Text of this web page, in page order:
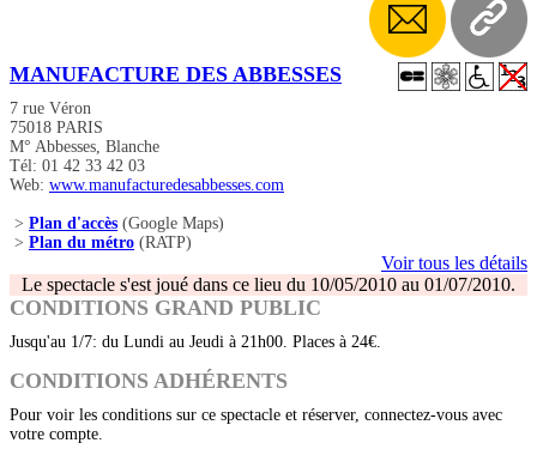
MANUFACTURE DES ABBESSES
7 rue Véron
75018 PARIS
M° Abbesses, Blanche
Tél: 01 42 33 42 03
Web: www.manufacturedesabbesses.com
> Plan d'accès (Google Maps)
> Plan du métro (RATP)
Voir tous les détails
Le spectacle s'est joué dans ce lieu du 10/05/2010 au 01/07/2010.
CONDITIONS GRAND PUBLIC
Jusqu'au 1/7: du Lundi au Jeudi à 21h00. Places à 24€.
CONDITIONS ADHÉRENTS
Pour voir les conditions sur ce spectacle et réserver, connectez-vous avec
votre compte.